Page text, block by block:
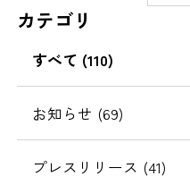
ジ
動
カテゴリ
すべて (110)
お知らせ (69)
プレスリリース (41)